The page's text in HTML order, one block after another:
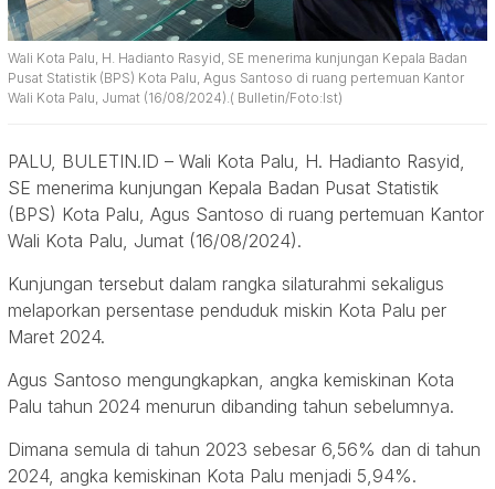
Wali Kota Palu, H. Hadianto Rasyid, SE menerima kunjungan Kepala Badan
Pusat Statistik (BPS) Kota Palu, Agus Santoso di ruang pertemuan Kantor
Wali Kota Palu, Jumat (16/08/2024).( Bulletin/Foto:Ist)
PALU, BULETIN.ID – Wali Kota Palu, H. Hadianto Rasyid,
SE menerima kunjungan Kepala Badan Pusat Statistik
(BPS) Kota Palu, Agus Santoso di ruang pertemuan Kantor
Wali Kota Palu, Jumat (16/08/2024).
Kunjungan tersebut dalam rangka silaturahmi sekaligus
melaporkan persentase penduduk miskin Kota Palu per
Maret 2024.
Agus Santoso mengungkapkan, angka kemiskinan Kota
Palu tahun 2024 menurun dibanding tahun sebelumnya.
Dimana semula di tahun 2023 sebesar 6,56% dan di tahun
2024, angka kemiskinan Kota Palu menjadi 5,94%.